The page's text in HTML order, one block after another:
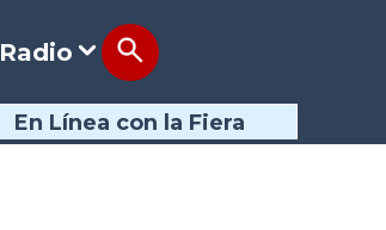
Radio
En Línea con la Fiera